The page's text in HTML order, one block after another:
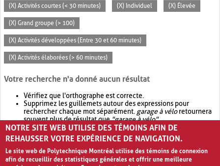
(X) Activités courtes (< 30 minutes) (X) Individuel (X) Élevée
(X) Grand groupe (> 100)
(X) Activités développées (Entre 30 et 60 minutes)
(X) Activités élaborées (> 60 minutes)
Votre recherche n'a donné aucun résultat
Vérifiez que l'orthographe est correcte.
Supprimez les guillemets autour des expressions pour
rechercher chaque mot séparément. garage à véloretournera
souvent plus de résultat que"garage à vélo".
Envisagez d'élargir votre recherche avec OR.garage OR vélo
retournera souvent plus de résultat quegarage à vélo
NOTRE SITE WEB UTILISE DES TÉMOINS AFIN DE
REHAUSSER VOTRE EXPÉRIENCE DE NAVIGATION.
Le site web de Polytechnique Montréal utilise des témoins de connexion
afin de recueillir des statistiques générales et offrir une meilleure